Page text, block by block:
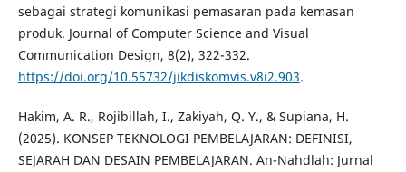
sebagai strategi komunikasi pemasaran pada kemasan
produk. Journal of Computer Science and Visual
Communication Design, 8(2), 322-332.
https://doi.org/10.55732/jikdiskomvis.v8i2.903.
Hakim, A. R., Rojibillah, I., Zakiyah, Q. Y., & Supiana, H.
(2025). KONSEP TEKNOLOGI PEMBELAJARAN: DEFINISI,
SEJARAH DAN DESAIN PEMBELAJARAN. An-Nahdlah: Jurnal